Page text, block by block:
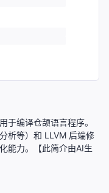
于编译仓颉语言程序。
析等）和 LLVM 后端修
能力。【此简介由AI生